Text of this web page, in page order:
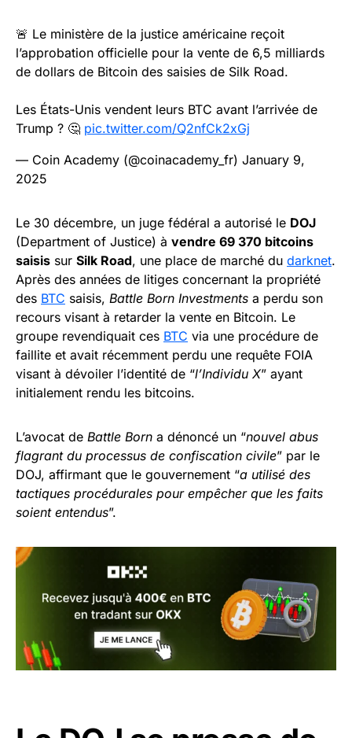
🚨 Le ministère de la justice américaine reçoit
l’approbation officielle pour la vente de 6,5 milliards
de dollars de Bitcoin des saisies de Silk Road.
Les États-Unis vendent leurs BTC avant l’arrivée de
Trump ? 🤔 pic.twitter.com/Q2nfCk2xGj
— Coin Academy (@coinacademy_fr) January 9,
2025
Le 30 décembre, un juge fédéral a autorisé le DOJ
(Department of Justice) à vendre 69 370 bitcoins
saisis sur Silk Road, une place de marché du darknet.
Après des années de litiges concernant la propriété
des BTC saisis, Battle Born Investments a perdu son
recours visant à retarder la vente en Bitcoin. Le
groupe revendiquait ces BTC via une procédure de
faillite et avait récemment perdu une requête FOIA
visant à dévoiler l’identité de “l’Individu X” ayant
initialement rendu les bitcoins.
L’avocat de Battle Born a dénoncé un “nouvel abus
flagrant du processus de confiscation civile” par le
DOJ, affirmant que le gouvernement “a utilisé des
tactiques procédurales pour empêcher que les faits
soient entendus”.